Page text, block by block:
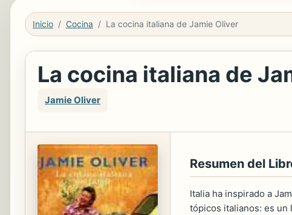
Inicio Cocina La cocina italiana de Jamie Oliver
La cocina italiana de
Jamie Oliver
Resumen del
Italia ha inspirado a
tópicos italianos: es un